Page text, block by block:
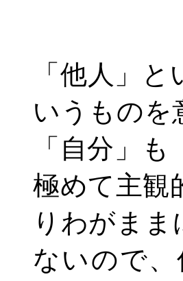
「他人」
いうものを
「自分」
極めて主観
りわがま
ないので